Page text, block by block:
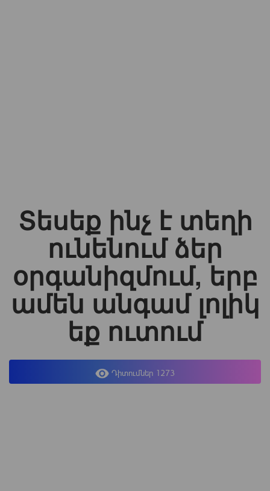
Տեսեք ինչ է տեղի
ունենում ձեր
օրգանիզմում, երբ
ամեն անգամ լոլիկ
եք ուտում
Դիտումներ 1273